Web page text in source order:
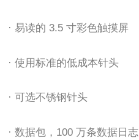
· 易读的 3.5 寸彩色触摸屏
· 使用标准的低成本针头
· 可选不锈钢针头
· 数据包，100 万条数据日志